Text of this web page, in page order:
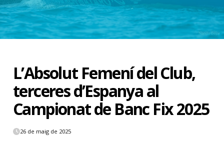
L’Absolut Femení del Club,
terceres d’Espanya al
Campionat de Banc Fix 2025
26 de maig de 2025